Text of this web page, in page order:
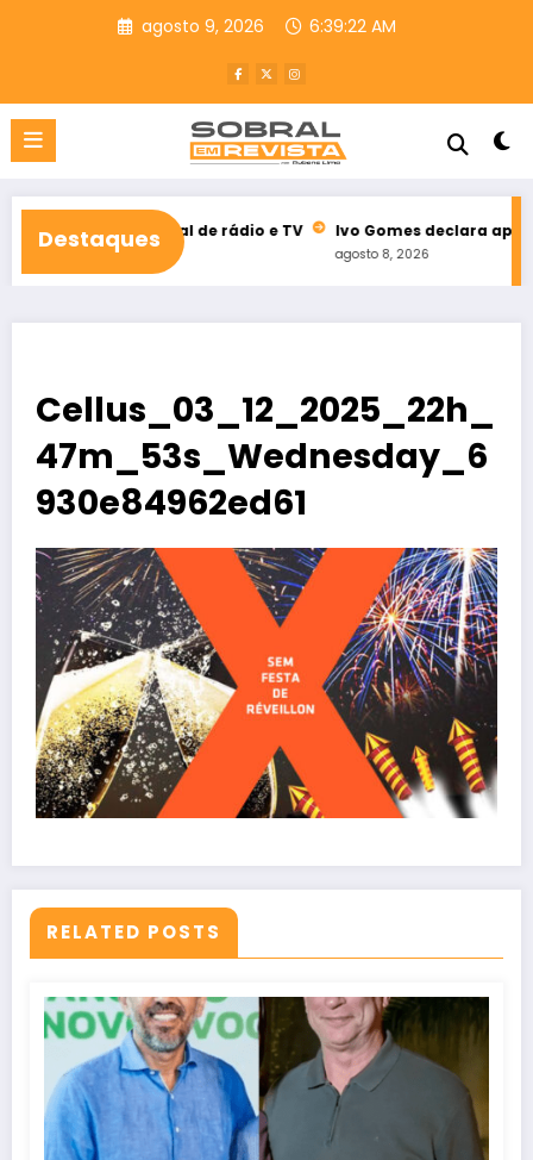
agosto 9, 2026 6:39:23 AM
Destaques
eleitoral de rádio e TV Ivo Gomes declara apoio à
Cellus_03_12_2025_22h_
47m_53s_Wednesday_6
930e84962ed61
RELATED POSTS